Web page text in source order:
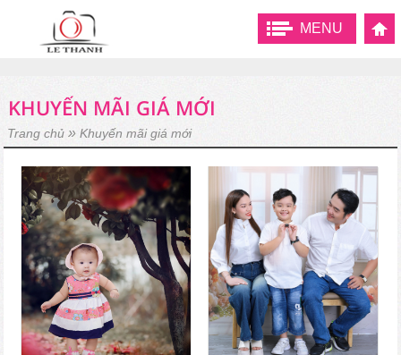
MENU
KHUYẾN MÃI GIÁ MỚI
Trang chủ » Khuyến mãi giá mới